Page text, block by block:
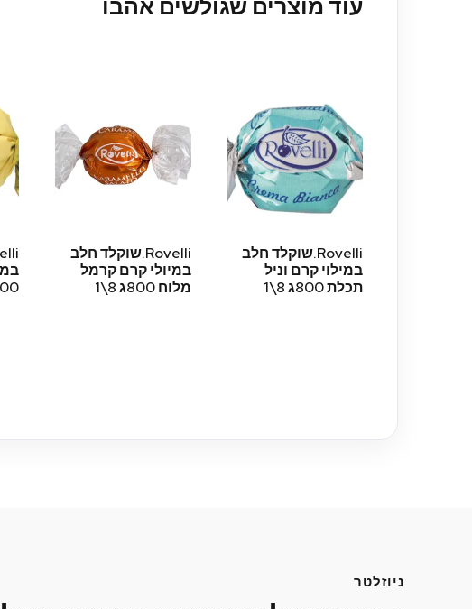
עוד מוצרים שגולשים אהבו
Rovelli.שוקלד חלב
במילוי קרם וניל
תכלת 800ג 8\1
Rovelli.שוקלד חלב
במיולי קרם קרמל
מלוח 800ג 8\1
ניוזלטר